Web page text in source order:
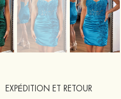
EXPÉDITION ET RETOUR